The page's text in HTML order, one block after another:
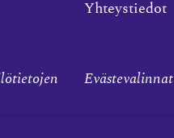
Yhteystiedot
Evästevalinnat